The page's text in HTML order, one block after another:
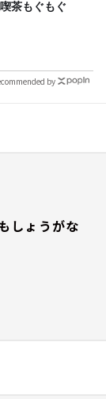
茶もぐもぐ
by
しょうがな